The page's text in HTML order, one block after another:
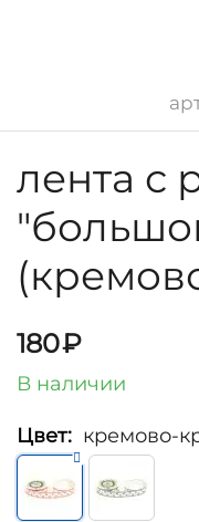
лента с
180₽
В наличии
Цвет: кремово-